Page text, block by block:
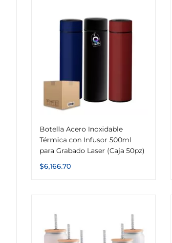
Botella Acero Inoxidable
Térmica con Infusor 500ml
para Grabado Laser (Caja 50pz)
$6,166.70